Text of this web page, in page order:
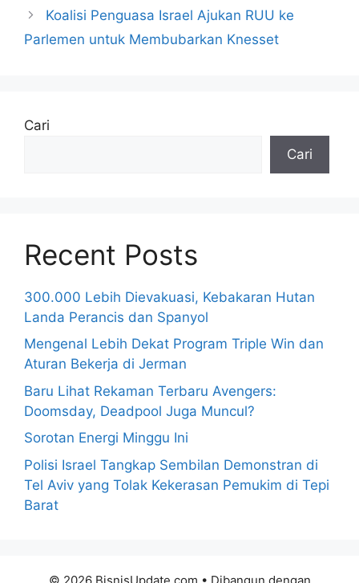
Koalisi Penguasa Israel Ajukan RUU ke
Parlemen untuk Membubarkan Knesset
Cari
Cari
Recent Posts
300.000 Lebih Dievakuasi, Kebakaran Hutan
Landa Perancis dan Spanyol
Mengenal Lebih Dekat Program Triple Win dan
Aturan Bekerja di Jerman
Baru Lihat Rekaman Terbaru Avengers:
Doomsday, Deadpool Juga Muncul?
Sorotan Energi Minggu Ini
Polisi Israel Tangkap Sembilan Demonstran di
Tel Aviv yang Tolak Kekerasan Pemukim di Tepi
Barat
© 2026 BisnisUpdate.com • Dibangun dengan